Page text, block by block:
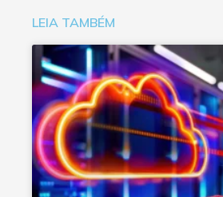
LEIA TAMBÉM